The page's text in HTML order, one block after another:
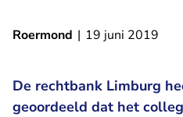
Roermond | 19 juni 2019
De rechtbank Limburg
geoordeeld dat het